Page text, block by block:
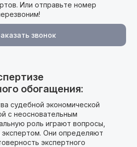
Или отправьте номер
звонок
обогащения:
судебной экономической
с неосновательным
роль играют вопросы,
Они определяют
экспертного